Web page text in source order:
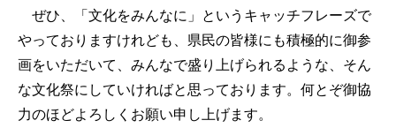
ぜひ、「文化をみんなに」というキャッチフレーズで
やっておりますけれども、県民の皆様にも積極的に御参
画をいただいて、みんなで盛り上げられるような、そん
な文化祭にしていければと思っております。何とぞ御協
力のほどよろしくお願い申し上げます。